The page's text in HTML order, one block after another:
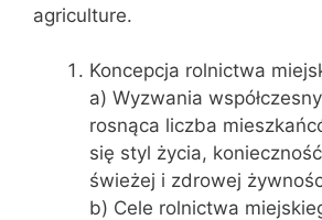
agriculture.
Koncepcja rolnictwa
a) Wyzwania
rosnąca liczba
się styl życia,
świeżej i zdrowej
b) Cele rolnictwa